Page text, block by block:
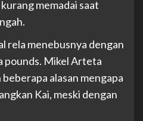
memadai saat
rela menebusnya dengan
pounds. Mikel Arteta
alasan mengapa
Kai, meski dengan